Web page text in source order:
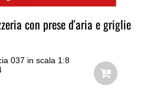
con prese d'aria e griglie
037 in scala 1:8